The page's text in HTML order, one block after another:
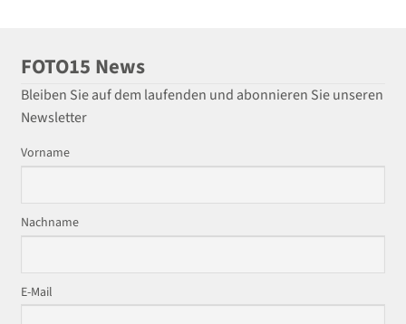
FOTO15 News
Bleiben Sie auf dem laufenden und abonnieren Sie unseren
Newsletter
Vorname
Nachname
E-Mail